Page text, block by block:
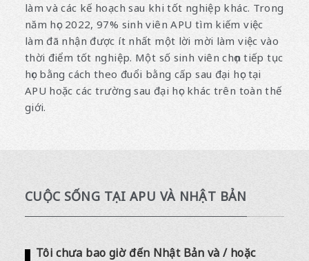
làm và các kế hoạch sau khi tốt nghiệp khác. Trong
năm học 2022, 97% sinh viên APU tìm kiếm việc
làm đã nhận được ít nhất một lời mời làm việc vào
thời điểm tốt nghiệp. Một số sinh viên chọn tiếp tục
học bằng cách theo đuổi bằng cấp sau đại học tại
APU hoặc các trường sau đại học khác trên toàn thế
giới.
CUỘC SỐNG TẠI APU VÀ NHẬT BẢN
Tôi chưa bao giờ đến Nhật Bản và / hoặc